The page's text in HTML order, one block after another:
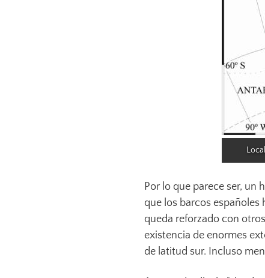
Por lo que parece ser,
que los barcos españoles
queda reforzado con
existencia de enormes
de latitud sur. Incluso